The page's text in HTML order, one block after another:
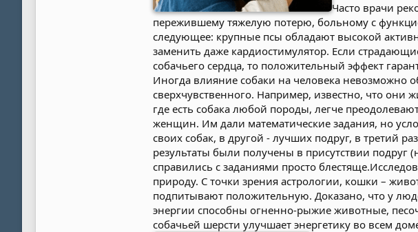
Часто врачи
пережившему тяжелую потерю, больному с
следующее: крупные псы обладают высокой
заменить даже кардиостимулятор. Если
собачьего сердца, то положительный эффект
Иногда влияние собаки на человека невозможно
сверхчувственного. Например, известно, что
где есть собака любой породы, легче
женщин. Им дали математические задания, но
своих собак, в другой - лучших подруг, в третий
результаты были получены в присутствии
справились с заданиями просто
природу. С точки зрения астрологии, кошки –
подпитывают положительную. Доказано, что у
энергии способны огненно-рыжие животные,
собачьей шерсти улучшает энергетику во всем